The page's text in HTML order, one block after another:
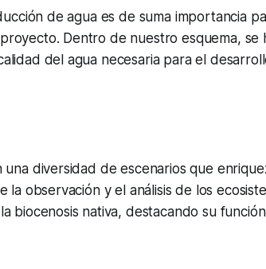
de agua es de suma importancia
Dentro de nuestro esquema, se
del agua necesaria para el
diversidad de escenarios que
observación y el análisis de los
biocenosis nativa, destacando su